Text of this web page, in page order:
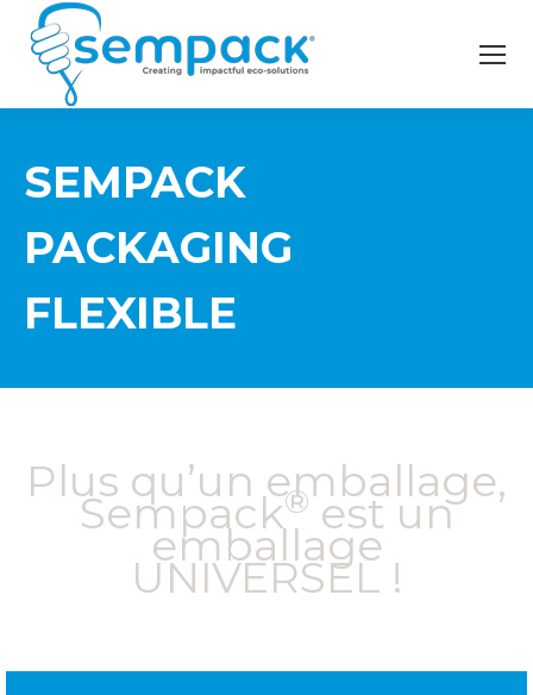
SEMPACK
PACKAGING
FLEXIBLE
Plus qu’un emballage,
Sempack®est un
emballage
UNIVERSEL !